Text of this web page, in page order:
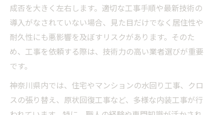
成否を大きく左右します。適切な工事手順や最新技術の
導入がなされていない場合、見た目だけでなく居住性や
耐久性にも悪影響を及ぼすリスクがあります。そのた
め、工事を依頼する際は、技術力の高い業者選びが重要
です。
神奈川県内では、住宅やマンションの水回り工事、クロ
スの張り替え、原状回復工事など、多様な内装工事が行